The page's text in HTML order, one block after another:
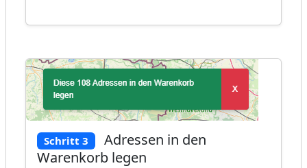
Schritt 3
Adressen in den
Warenkorb legen